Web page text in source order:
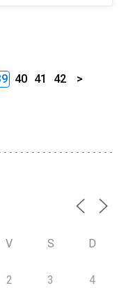
40 41 42 >
V S D
2 3 4